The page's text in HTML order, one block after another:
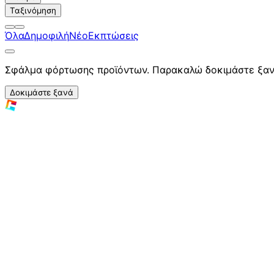
Ταξινόμηση
ΌλαΔημοφιλήΝέοΕκπτώσεις
Σφάλμα φόρτωσης προϊόντων. Παρακαλώ δοκιμάστε
Δοκιμάστε ξανά